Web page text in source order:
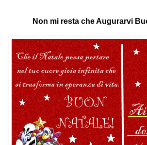
Non mi resta che Augurarvi